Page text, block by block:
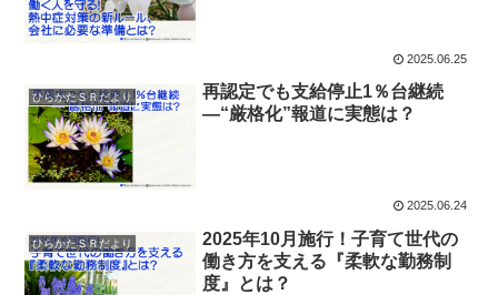
2025.06.25
ひらかたＳＲだより
再認定でも支給停止1％台継続
―“厳格化”報道に実態は？
2025.06.24
ひらかたＳＲだより
2025年10月施行！子育て世代の
働き方を支える『柔軟な勤務制
度』とは？